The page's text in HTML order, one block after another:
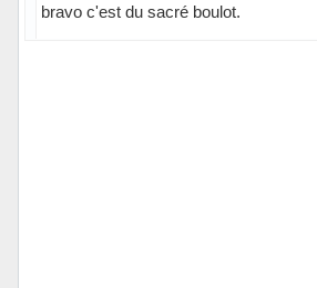
bravo c'est du sacré boulot.